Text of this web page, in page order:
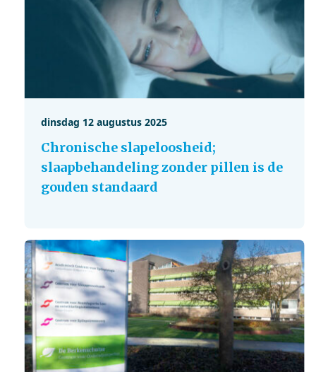
dinsdag 12 augustus 2025
Chronische slapeloosheid;
slaapbehandeling zonder pillen is de
gouden standaard